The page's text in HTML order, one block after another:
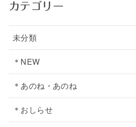
カテゴリー
未分類
＊NEW
＊あのね・あのね
＊おしらせ